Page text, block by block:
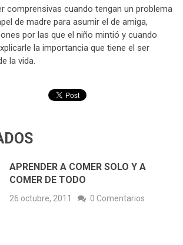
comprensivas cuando tengan un problema
de madre para asumir el de amiga,
por las que el niño mintió y cuando
la importancia que tiene el ser
la vida.
APRENDER A COMER SOLO Y A
COMER DE TODO
26 octubre, 2011 0 Comentarios